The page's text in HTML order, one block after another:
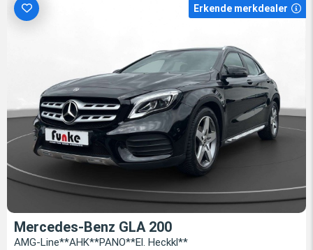
Erkende merkdealer
Mercedes-Benz GLA 200
AMG-Line**AHK**PANO**El. Heckkl**